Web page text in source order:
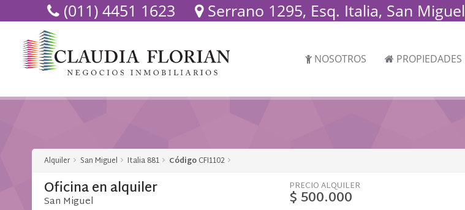
(011) 4451 1623 Serrano 1295, Esq. Italia, San Miguel
NOSOTROS PROPIEDADES